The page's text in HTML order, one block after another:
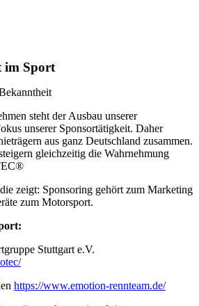
im Sport
steht der Ausbau unserer
unserer Sponsortätigkeit. Daher
aus ganz Deutschland zusammen.
gleichzeitig die Wahrnehmung
zeigt: Sponsoring gehört zum Marketing
zum Motorsport.
Stuttgart e.V.
https://www.emotion-rennteam.de/